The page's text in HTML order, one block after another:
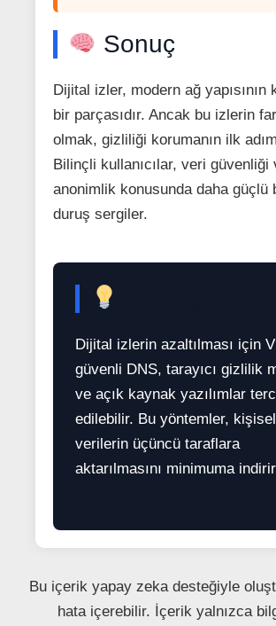
Sonuç
Dijital izler, modern ağ yapısının
bir parçasıdır. Ancak bu izlerin
olmak, gizliliği korumanın ilk
Bilinçli kullanıcılar, veri güvenliği
anonimlik konusunda daha güçlü
duruş sergiler.
Dijital izlerin azaltılması için
güvenli DNS, tarayıcı gizlilik
ve açık kaynak yazılımlar
edilebilir. Bu yöntemler, kişisel
verilerin üçüncü taraflara
aktarılmasını minimuma
Bu içerik yapay zeka desteğiyle
hata içerebilir. İçerik yalnızca